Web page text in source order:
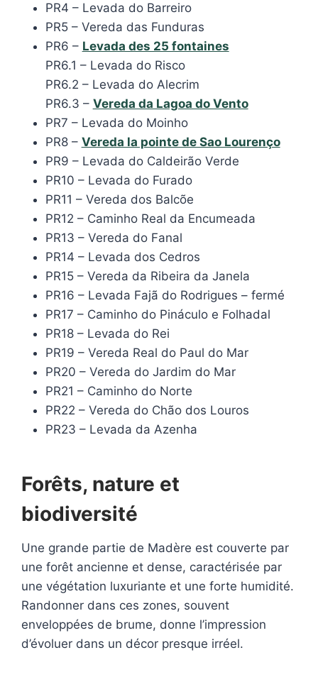
PR4 – Levada do Barreiro
PR5 – Vereda das Funduras
PR6 – Levada des 25 fontaines
PR6.1 – Levada do Risco
PR6.2 – Levada do Alecrim
PR6.3 – Vereda da Lagoa do Vento
PR7 – Levada do Moinho
PR8 – Vereda la pointe de Sao Lourenço
PR9 – Levada do Caldeirão Verde
PR10 – Levada do Furado
PR11 – Vereda dos Balcõe
PR12 – Caminho Real da Encumeada
PR13 – Vereda do Fanal
PR14 – Levada dos Cedros
PR15 – Vereda da Ribeira da Janela
PR16 – Levada Fajã do Rodrigues – fermé
PR17 – Caminho do Pináculo e Folhadal
PR18 – Levada do Rei
PR19 – Vereda Real do Paul do Mar
PR20 – Vereda do Jardim do Mar
PR21 – Caminho do Norte
PR22 – Vereda do Chão dos Louros
PR23 – Levada da Azenha
Forêts, nature et
biodiversité
Une grande partie de Madère est couverte par
une forêt ancienne et dense, caractérisée par
une végétation luxuriante et une forte humidité.
Randonner dans ces zones, souvent
enveloppées de brume, donne l’impression
d’évoluer dans un décor presque irréel.